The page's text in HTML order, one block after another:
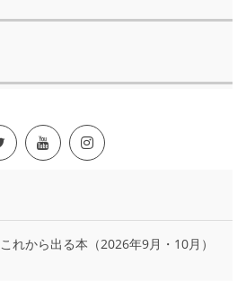
これから出る本（2026年9月・10月）